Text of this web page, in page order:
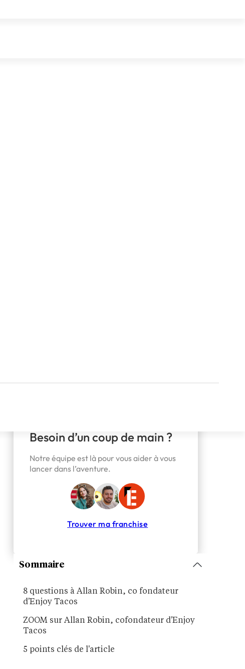
Besoin d’un coup de main ?
Notre équipe est là pour vous aider à vous
lancer dans l’aventure.
Trouver ma franchise
Sommaire
8 questions à Allan Robin, co fondateur
d'Enjoy Tacos
ZOOM sur Allan Robin, cofondateur d'Enjoy
Tacos
5 points clés de l'article